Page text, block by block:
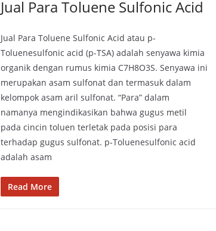
Jual Para Toluene Sulfonic Acid
Jual Para Toluene Sulfonic Acid atau p-
Toluenesulfonic acid (p-TSA) adalah senyawa kimia
organik dengan rumus kimia C7H8O3S. Senyawa ini
merupakan asam sulfonat dan termasuk dalam
kelompok asam aril sulfonat. “Para” dalam
namanya mengindikasikan bahwa gugus metil
pada cincin toluen terletak pada posisi para
terhadap gugus sulfonat. p-Toluenesulfonic acid
adalah asam
Read More